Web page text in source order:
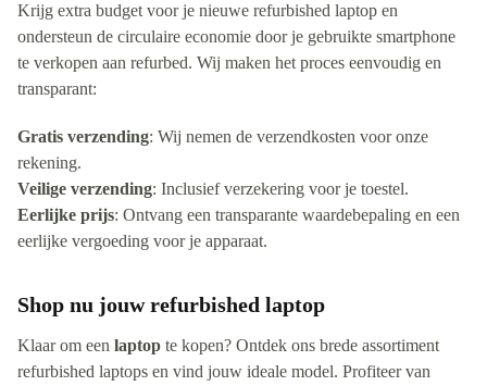
Krijg extra budget voor je nieuwe refurbished laptop en
ondersteun de circulaire economie door je gebruikte smartphone
te verkopen aan refurbed. Wij maken het proces eenvoudig en
transparant:
Gratis verzending: Wij nemen de verzendkosten voor onze
rekening.
Veilige verzending: Inclusief verzekering voor je toestel.
Eerlijke prijs: Ontvang een transparante waardebepaling en een
eerlijke vergoeding voor je apparaat.
Shop nu jouw refurbished laptop
Klaar om een laptop te kopen? Ontdek ons brede assortiment
refurbished laptops en vind jouw ideale model. Profiteer van